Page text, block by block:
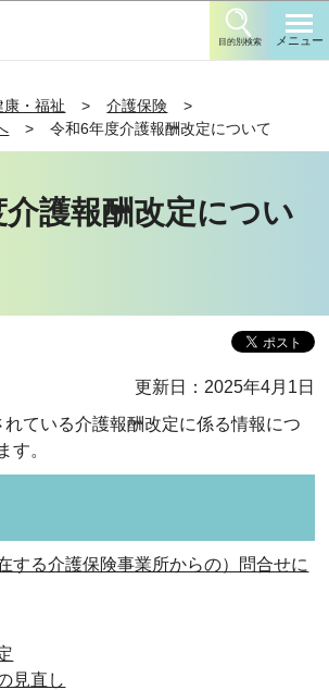
目的別検索 メニュー
康・福祉
介護保険
令和6年度介護報酬改定について
護報酬改定につい
更新日：2025年4月1日
ている介護報酬改定に係る情報につ
す。
する介護保険事業所からの）問合せに
見直し